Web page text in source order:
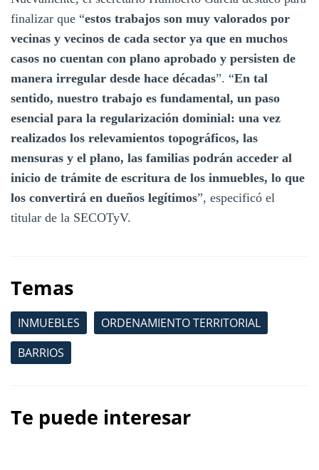
finalizar que “estos trabajos son muy valorados por
vecinas y vecinos de cada sector ya que en muchos
casos no cuentan con plano aprobado y persisten de
manera irregular desde hace décadas”. “En tal
sentido, nuestro trabajo es fundamental, un paso
esencial para la regularización dominial: una vez
realizados los relevamientos topográficos, las
mensuras y el plano, las familias podrán acceder al
inicio de trámite de escritura de los inmuebles, lo que
los convertirá en dueños legítimos”, especificó el
titular de la SECOTyV.
Temas
INMUEBLES
ORDENAMIENTO TERRITORIAL
BARRIOS
Te puede interesar